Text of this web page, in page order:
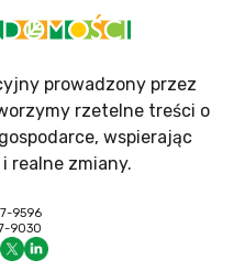
prowadzony przez
rzetelne treści o
wspierając
realne zmiany.
9596
9030